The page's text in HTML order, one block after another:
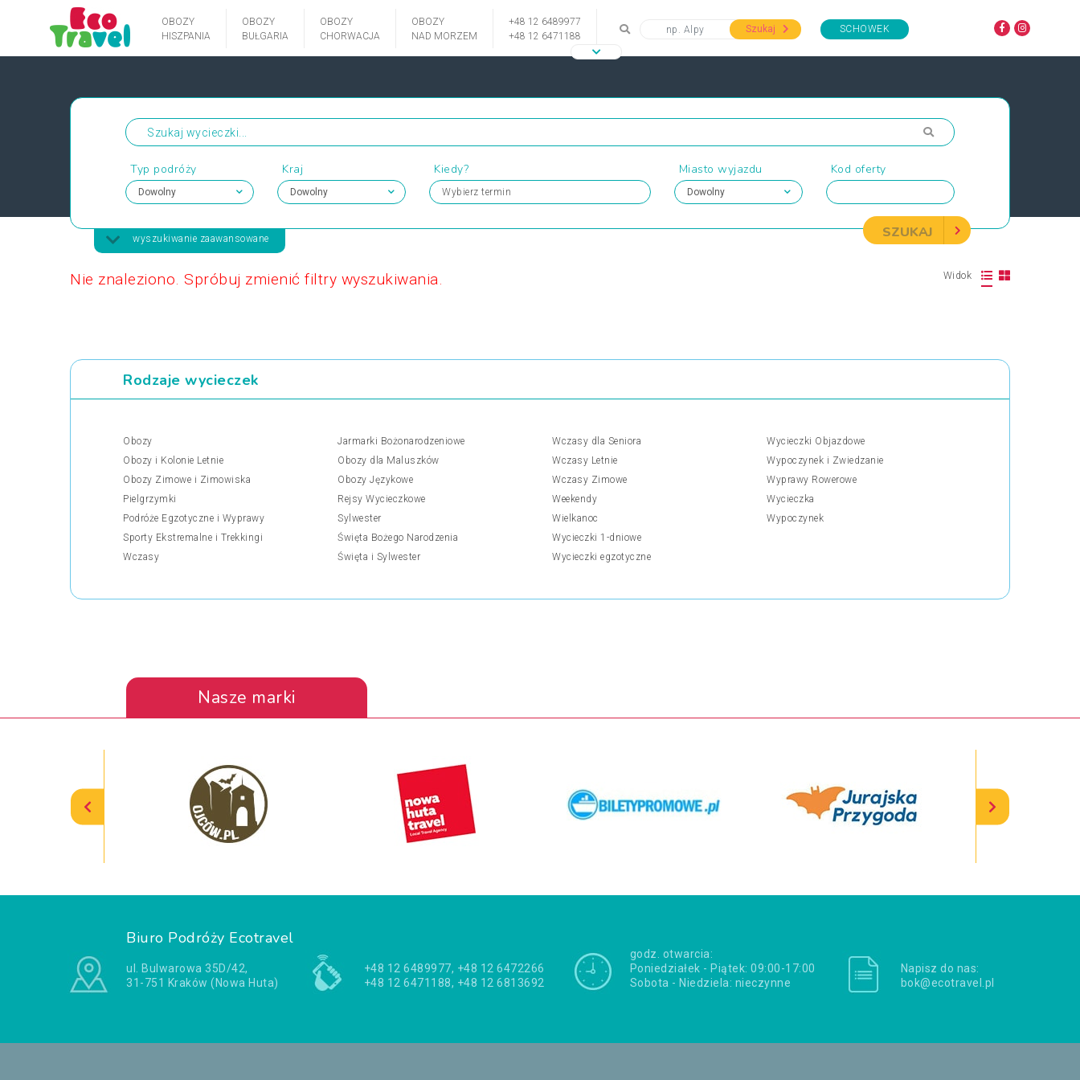
OBOZY
HISZPANIA
OBOZY
BUŁGARIA
OBOZY
CHORWACJA
OBOZY
NAD MORZEM
+48 12 6489977
+48 12 6471188
Szukaj SCHOWEK
Typ podróży Kraj Kiedy?
Wybierz termin
Miasto wyjazdu Kod oferty
SZUKAJ
wyszukiwanie zaawansowane
Nie znaleziono. Spróbuj zmienić filtry wyszukiwania. Widok
Rodzaje wycieczek
Obozy
Obozy i Kolonie Letnie
Obozy Zimowe i Zimowiska
Pielgrzymki
Podróże Egzotyczne i Wyprawy
Sporty Ekstremalne i Trekkingi
Wczasy
Jarmarki Bożonarodzeniowe
Obozy dla Maluszków
Obozy Językowe
Rejsy Wycieczkowe
Sylwester
Święta Bożego Narodzenia
Święta i Sylwester
Wczasy dla Seniora
Wczasy Letnie
Wczasy Zimowe
Weekendy
Wielkanoc
Wycieczki 1-dniowe
Wycieczki egzotyczne
Wycieczki Objazdowe
Wypoczynek i Zwiedzanie
Wyprawy Rowerowe
Wycieczka
Wypoczynek
Nasze marki
Biuro Podróży Ecotravel
ul. Bulwarowa 35D/42,
31-751 Kraków (Nowa Huta)
+48 12 6489977, +48 12 6472266
+48 12 6471188, +48 12 6813692
godz. otwarcia:
Poniedziałek - Piątek: 09:00-17:00
Sobota - Niedziela: nieczynne
Napisz do nas:
bok@ecotravel.pl